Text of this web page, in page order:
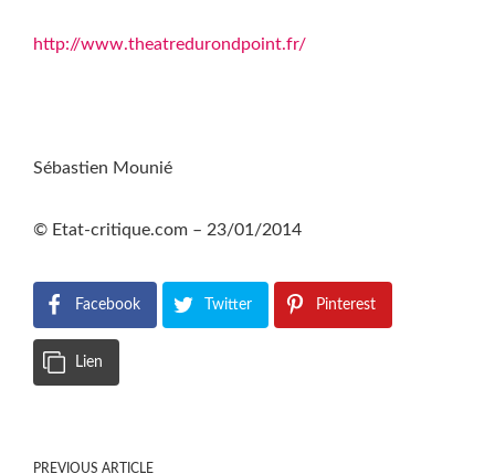
http://www.theatredurondpoint.fr/
Sébastien Mounié
© Etat-critique.com – 23/01/2014
Facebook Twitter Pinterest
Lien
PREVIOUS ARTICLE